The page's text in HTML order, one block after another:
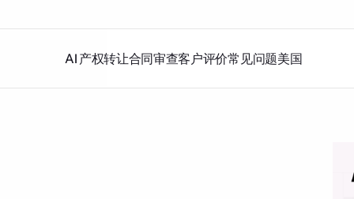
AI 产权转让合同审查客户评价常见问题美国